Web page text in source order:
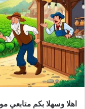
اهلا وسهلا بكم